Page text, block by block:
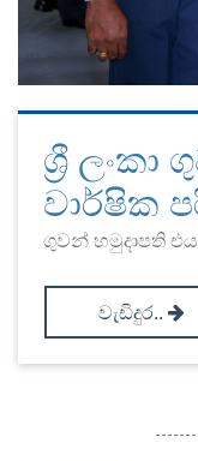
ශ්‍රී
වාර්ෂික
ගුවන් හමුදාපති
වැඩිදුර..